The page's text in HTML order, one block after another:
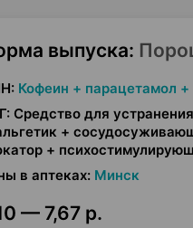
выпуска:
: Кофеин + парацетамол
: Средство для
+
+
в аптеках: Минск
— 7,67 р.